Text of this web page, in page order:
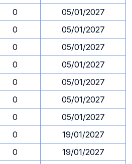
0
05/01/2027
0
05/01/2027
0
05/01/2027
0
05/01/2027
0
05/01/2027
0
05/01/2027
0
05/01/2027
0
19/01/2027
0
19/01/2027